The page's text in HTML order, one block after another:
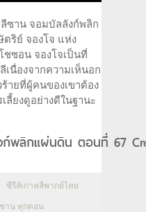
ลีซาน จอมบัลลังก์พลิก
ตริย์ จองโจ แห่ง
ชซอน จองโจเป็นที่
เนื่องจากความเห็นอก
ายที่ผู้คนของเขาต้อง
ลี้ยงดูอย่างดีในฐานะ
ก์พลิกแผ่นดิน ตอนที่ 67
ซีรีส์เกาหลีพากย์ไทย
าน ทุกตอน